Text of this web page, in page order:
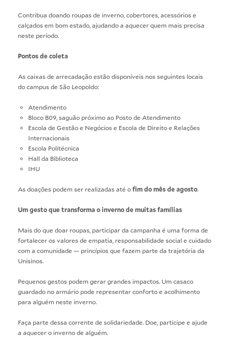
Contribua doando roupas de inverno, cobertores, acessórios e
calçados em bom estado, ajudando a aquecer quem mais precisa
neste período.
Pontos de coleta
As caixas de arrecadação estão disponíveis nos seguintes locais
do campus de São Leopoldo:
Atendimento
Bloco B09, saguão próximo ao Posto de Atendimento
Escola de Gestão e Negócios e Escola de Direito e Relações
Internacionais
Escola Politécnica
Hall da Biblioteca
IHU
As doações podem ser realizadas até ofim do mês de agosto.
Um gesto que transforma o inverno de muitas famílias
Mais do que doar roupas, participar da campanha é uma forma de
fortalecer os valores de empatia, responsabilidade social e cuidado
com a comunidade — princípios que fazem parte da trajetória da
Unisinos.
Pequenos gestos podem gerar grandes impactos. Um casaco
guardado no armário pode representar conforto e acolhimento
para alguém neste inverno.
Faça parte dessa corrente de solidariedade. Doe, participe e ajude
a aquecer o inverno de alguém.